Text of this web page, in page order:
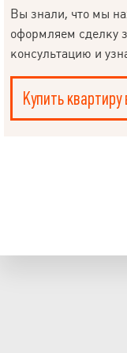
Вы знали, что мы
оформляем сделку
консультацию и
Купить